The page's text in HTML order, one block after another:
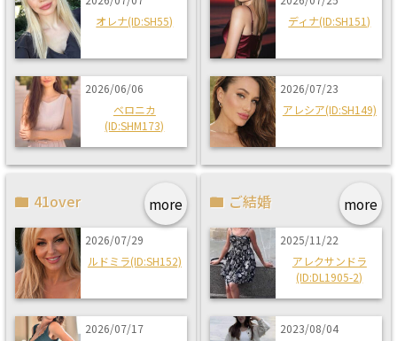
オレナ(ID:SH55)
2026/06/06
ベロニカ
(ID:SHM173)
ディナ(ID:SH151)
2026/07/23
アレシア(ID:SH149)
more
41over
2026/07/29
ルドミラ(ID:SH152)
2026/07/17
more
ご結婚
2025/11/22
アレクサンドラ
(ID:DL1905-2)
2023/08/04